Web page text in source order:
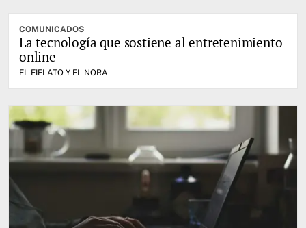
COMUNICADOS
La tecnología que sostiene al entretenimiento
online
EL FIELATO Y EL NORA